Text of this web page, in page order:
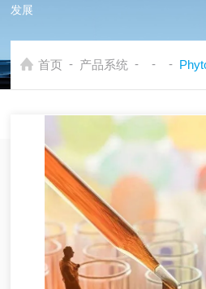
发展
首页 - 产品系统 - - -